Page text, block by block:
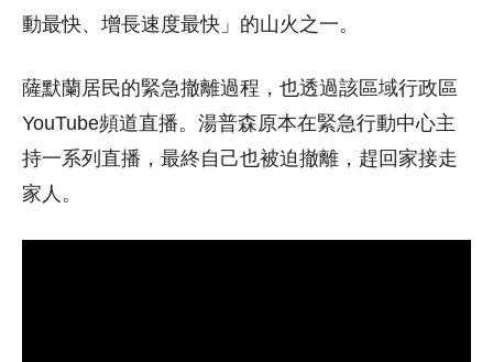
動最快、增長速度最快」的山火之一。
薩默蘭居民的緊急撤離過程，也透過該區域行政區
YouTube頻道直播。湯普森原本在緊急行動中心主
持一系列直播，最終自己也被迫撤離，趕回家接走
家人。